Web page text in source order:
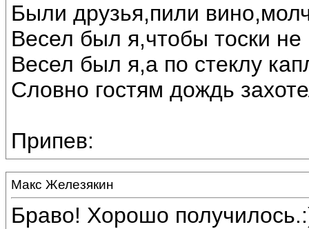
Были друзья,пили
Весел был я,чтобы тоски не
Весел был я,а по стеклу
Словно гостям дождь
Припев:
Макс Железякин
Браво! Хорошо